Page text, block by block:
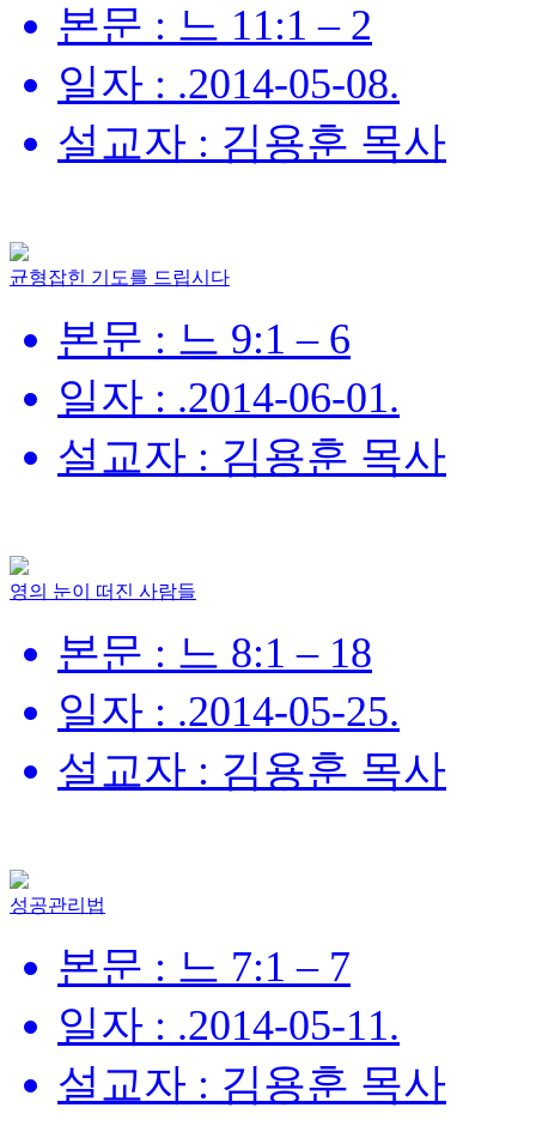
본문 : 느 11:1 – 2
일자 : .2014-05-08.
설교자 : 김용훈 목사
균형잡힌 기도를 드립시다
본문 : 느 9:1 – 6
일자 : .2014-06-01.
설교자 : 김용훈 목사
영의 눈이 떠진 사람들
본문 : 느 8:1 – 18
일자 : .2014-05-25.
설교자 : 김용훈 목사
성공관리법
본문 : 느 7:1 – 7
일자 : .2014-05-11.
설교자 : 김용훈 목사